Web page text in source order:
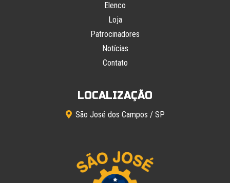
Elenco
Loja
Patrocinadores
Notícias
Contato
LOCALIZAÇÃO
São José dos Campos / SP